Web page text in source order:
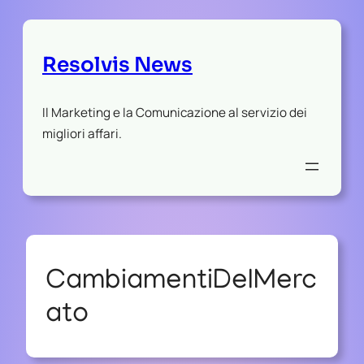
Resolvis News
Il Marketing e la Comunicazione al servizio dei
migliori affari.
CambiamentiDelMerc
ato